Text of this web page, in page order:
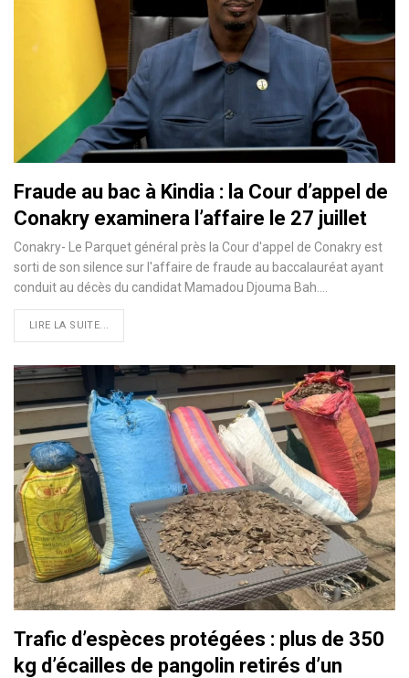
Fraude au bac à Kindia : la Cour d’appel de
Conakry examinera l’affaire le 27 juillet
Conakry- Le Parquet général près la Cour d'appel de Conakry est
sorti de son silence sur l'affaire de fraude au baccalauréat ayant
conduit au décès du candidat Mamadou Djouma Bah.…
LIRE LA SUITE...
Trafic d’espèces protégées : plus de 350
kg d’écailles de pangolin retirés d’un